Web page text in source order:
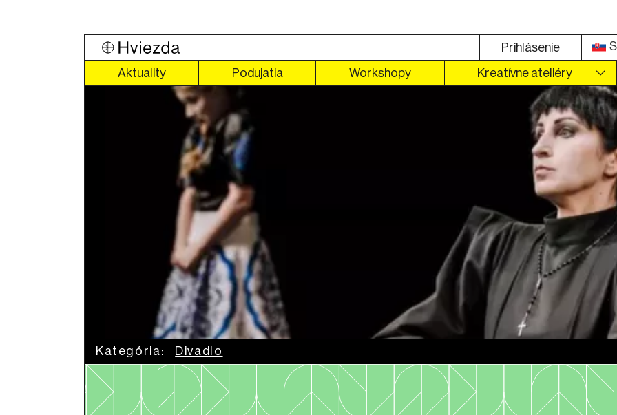
Prihlásenie
Aktuality Podujatia Workshopy Kreatívne ateliéry
Kategória: Divadlo